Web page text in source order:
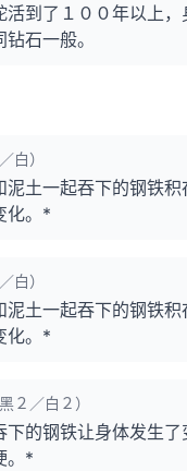
活到了１００年以上，
石一般。
白）
泥土一起吞下的钢铁积
化。*
白）
泥土一起吞下的钢铁积
化。*
２／白２）
下的钢铁让身体发生
。*